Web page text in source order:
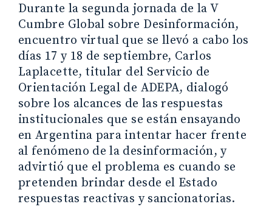
Durante la segunda jornada de la V
Cumbre Global sobre Desinformación,
encuentro virtual que se llevó a cabo los
días 17 y 18 de septiembre, Carlos
Laplacette, titular del Servicio de
Orientación Legal de ADEPA, dialogó
sobre los alcances de las respuestas
institucionales que se están ensayando
en Argentina para intentar hacer frente
al fenómeno de la desinformación, y
advirtió que el problema es cuando se
pretenden brindar desde el Estado
respuestas reactivas y sancionatorias.